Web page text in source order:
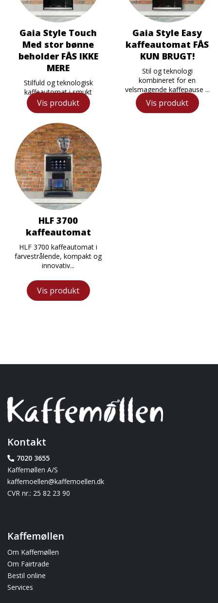
Gaia Style Touch
Med stor bønne
beholder FÅS IKKE
MERE
Stilfuld og teknologisk
kaffeautomat i smukt
design Fanta...
Vis produkt
Gaia Style Easy
kaffeautomat FÅS
KUN BRUGT!
Stil og teknologi
kombineret for en
velsmagende kaffepause ...
Vis produkt
HLF 3700
kaffeautomat
HLF 3700 kaffeautomat i
farvestrålende, kompakt og
innovativ...
Vis produkt
Kontakt
7020 3655
Kaffemøllen A/S
kaffemoellen@kaffemoellen.dk
CVR nr.: 25 82 23 90
Kaffemøllen
Om Kaffemøllen
Om Fairtrade
Bestil online
Services